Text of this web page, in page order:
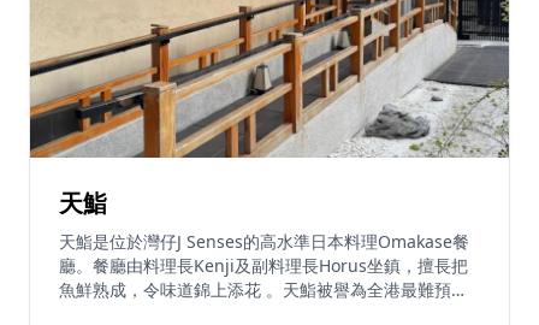
天鮨
天鮨是位於灣仔J Senses的高水準日本料理Omakase餐
廳。餐廳由料理長Kenji及副料理長Horus坐鎮，擅長把
魚鮮熟成，令味道錦上添花 。天鮨被譽為全港最難預約